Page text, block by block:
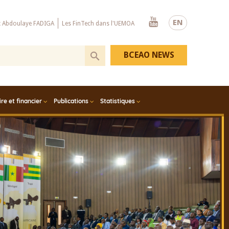
EN
Abdoulaye FADIGA Les FinTech dans l'UEMOA
Youtube
et financier Publications Statistiques
BCEAO NEWS